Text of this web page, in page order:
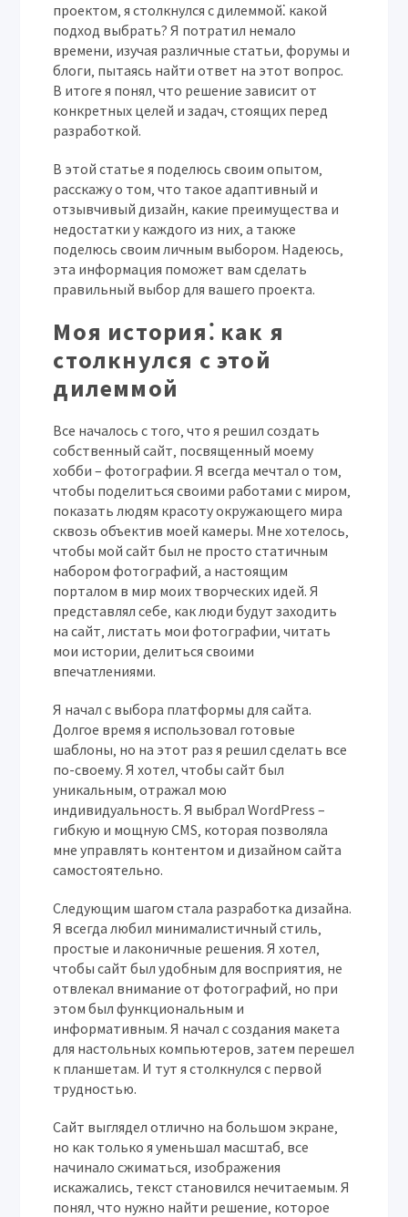
проектом‚ я столкнулся с дилеммой⁚ какой
подход выбрать? Я потратил немало
времени‚ изучая различные статьи‚ форумы и
блоги‚ пытаясь найти ответ на этот вопрос.
В итоге я понял‚ что решение зависит от
конкретных целей и задач‚ стоящих перед
разработкой.
В этой статье я поделюсь своим опытом‚
расскажу о том‚ что такое адаптивный и
отзывчивый дизайн‚ какие преимущества и
недостатки у каждого из них‚ а также
поделюсь своим личным выбором. Надеюсь‚
эта информация поможет вам сделать
правильный выбор для вашего проекта.
Моя история⁚ как я
столкнулся с этой
дилеммой
Все началось с того‚ что я решил создать
собственный сайт‚ посвященный моему
хобби – фотографии. Я всегда мечтал о том‚
чтобы поделиться своими работами с миром‚
показать людям красоту окружающего мира
сквозь объектив моей камеры. Мне хотелось‚
чтобы мой сайт был не просто статичным
набором фотографий‚ а настоящим
порталом в мир моих творческих идей. Я
представлял себе‚ как люди будут заходить
на сайт‚ листать мои фотографии‚ читать
мои истории‚ делиться своими
впечатлениями.
Я начал с выбора платформы для сайта.
Долгое время я использовал готовые
шаблоны‚ но на этот раз я решил сделать все
по-своему. Я хотел‚ чтобы сайт был
уникальным‚ отражал мою
индивидуальность. Я выбрал WordPress –
гибкую и мощную CMS‚ которая позволяла
мне управлять контентом и дизайном сайта
самостоятельно.
Следующим шагом стала разработка дизайна.
Я всегда любил минималистичный стиль‚
простые и лаконичные решения. Я хотел‚
чтобы сайт был удобным для восприятия‚ не
отвлекал внимание от фотографий‚ но при
этом был функциональным и
информативным. Я начал с создания макета
для настольных компьютеров‚ затем перешел
к планшетам. И тут я столкнулся с первой
трудностью.
Сайт выглядел отлично на большом экране‚
но как только я уменьшал масштаб‚ все
начинало сжиматься‚ изображения
искажались‚ текст становился нечитаемым. Я
понял‚ что нужно найти решение‚ которое